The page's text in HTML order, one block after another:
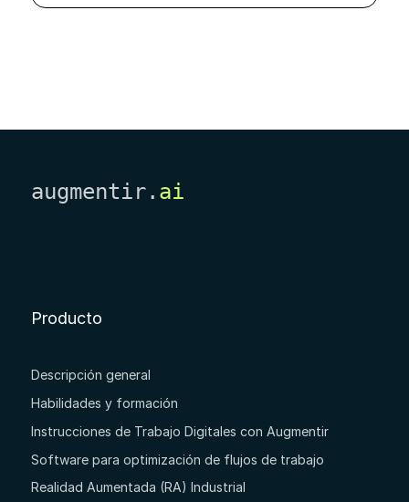
augmentir. ai
Producto
Descripción general
Habilidades y formación
Instrucciones de Trabajo Digitales con Augmentir
Software para optimización de flujos de trabajo
Realidad Aumentada (RA) Industrial